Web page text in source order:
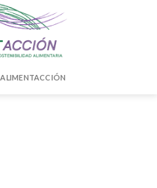
ALIMENTACCIÓN